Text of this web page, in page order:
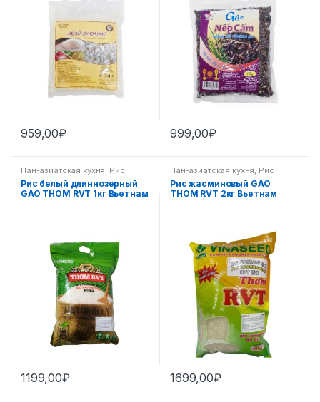
959,00₽ 999,00₽
Пан-азиатская кухня, Рис
Рис белый длиннозерный
GAO THOM RVT 1кг Вьетнам
1199,00₽
Пан-азиатская кухня, Рис
Рис жасминовый GAO
THOM RVT 2кг Вьетнам
1699,00₽